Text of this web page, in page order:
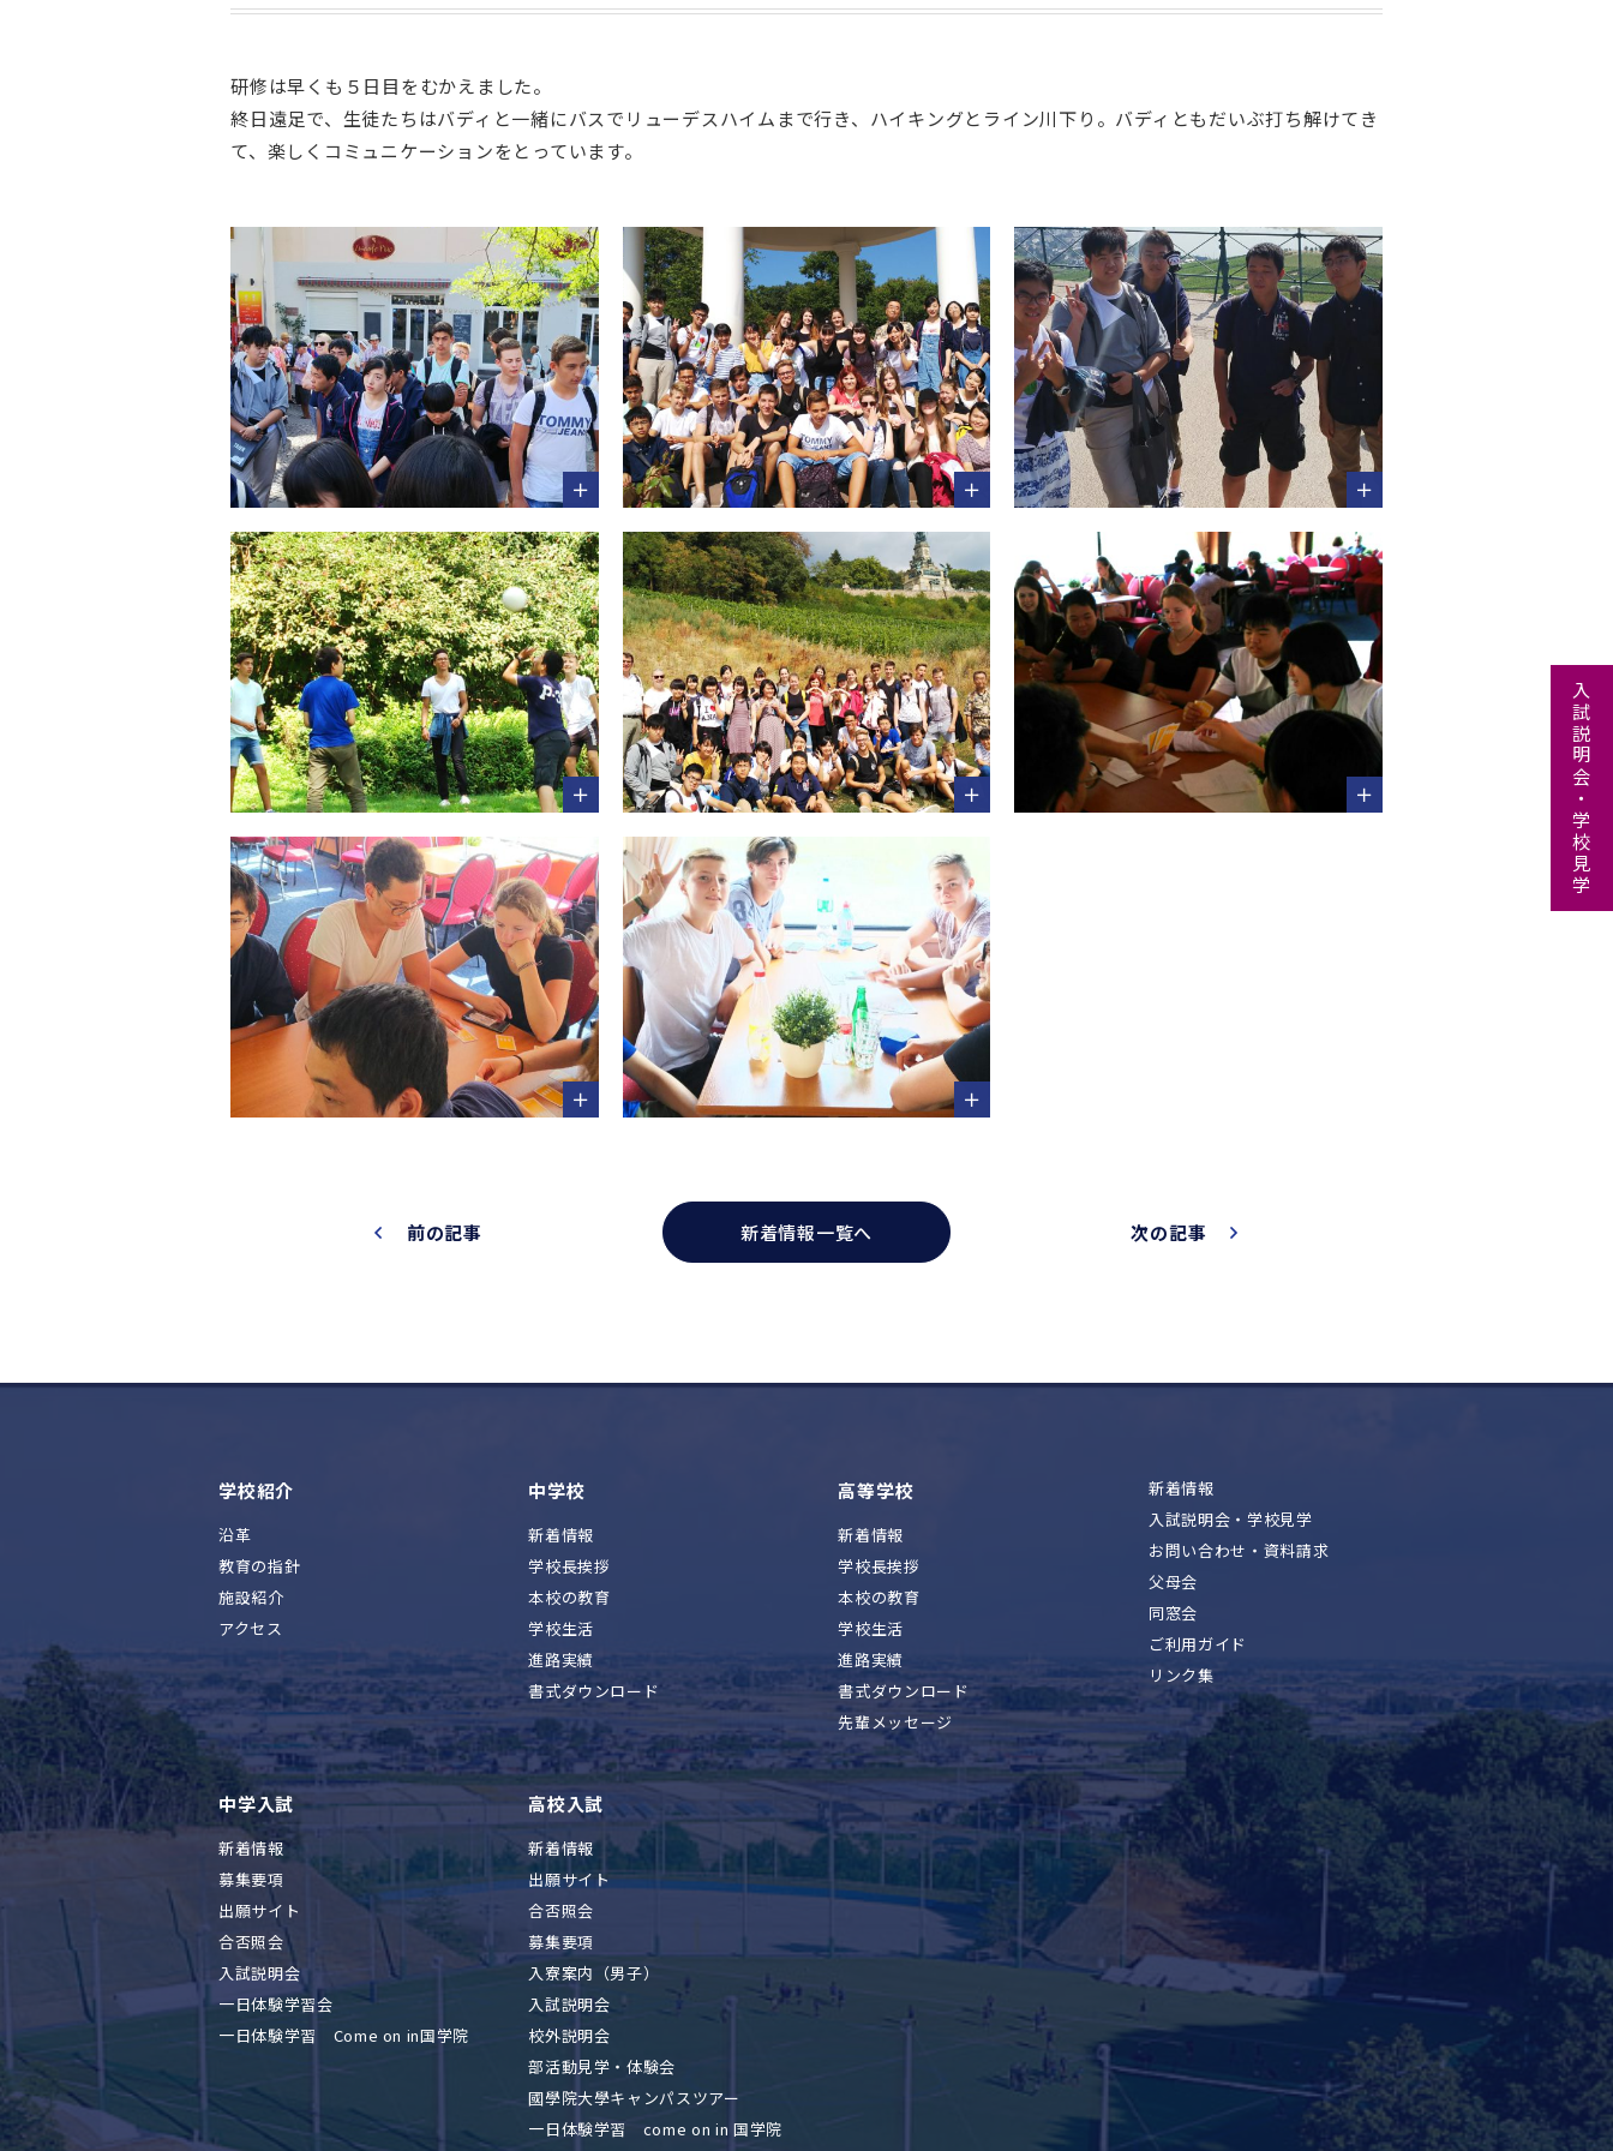
入試説明会・学校見学
研修は早くも５日目をむかえました。
終日遠足で、生徒たちはバディと一緒にバスでリューデスハイムまで行き、ハイキングとライン川下り。バディともだいぶ打ち解けてき
て、楽しくコミュニケーションをとっています。
新着情報一覧へ
前の記事 次の記事
学校紹介
沿革
教育の指針
施設紹介
アクセス
中学校
新着情報
学校長挨拶
本校の教育
学校生活
進路実績
書式ダウンロード
高等学校
新着情報
学校長挨拶
本校の教育
学校生活
進路実績
書式ダウンロード
先輩メッセージ
中学入試
新着情報
募集要項
出願サイト
合否照会
入試説明会
一日体験学習会
一日体験学習 Come on in国学院
高校入試
新着情報
出願サイト
合否照会
募集要項
入寮案内（男子）
入試説明会
校外説明会
部活動見学・体験会
國學院大學キャンパスツアー
一日体験学習 come on in 国学院
新着情報
入試説明会・学校見学
お問い合わせ・資料請求
父母会
同窓会
ご利用ガイド
リンク集